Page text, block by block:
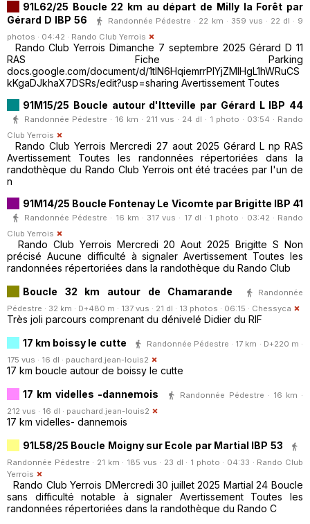
91L62/25 Boucle 22 km au départ de Milly la Forêt par
Gérard D IBP 56
Randonnée Pédestre · 22 km · 359 vus · 22 dl · 9
photos · 04:42 · Rando Club Yerrois
Rando Club Yerrois Dimanche 7 septembre 2025 Gérard D 11
RAS Fiche Parking
docs.google.com/document/d/1tlN6HqiemrrPlYjZMlHgL1hWRuCS
kKgaDJkhaX7DSRs/edit?usp=sharing Avertissement Toutes
91M15/25 Boucle autour d'Itteville par Gérard L IBP 44
Randonnée Pédestre · 16 km · 211 vus · 24 dl · 1 photo · 03:54 · Rando
Club Yerrois
Rando Club Yerrois Mercredi 27 aout 2025 Gérard L np RAS
Avertissement Toutes les randonnées répertoriées dans la
randothèque du Rando Club Yerrois ont été tracées par l'un de
n
91M14/25 Boucle Fontenay Le Vicomte par Brigitte IBP 41
Randonnée Pédestre · 16 km · 317 vus · 17 dl · 1 photo · 03:42 · Rando
Club Yerrois
Rando Club Yerrois Mercredi 20 Aout 2025 Brigitte S Non
précisé Aucune difficulté à signaler Avertissement Toutes les
randonnées répertoriées dans la randothèque du Rando Club
Boucle 32 km autour de Chamarande
Randonnée
Pédestre · 32 km · D+480 m · 137 vus · 21 dl · 13 photos · 06:15 · Chessyca
Très joli parcours comprenant du dénivelé Didier du RIF
17 km boissy le cutte
Randonnée Pédestre · 17 km · D+220 m ·
175 vus · 16 dl · pauchard.jean-louis2
17 km boucle autour de boissy le cutte
17 km videlles -dannemois
Randonnée Pédestre · 16 km ·
212 vus · 16 dl · pauchard.jean-louis2
17 km videlles- dannemois
91L58/25 Boucle Moigny sur Ecole par Martial IBP 53
Randonnée Pédestre · 21 km · 185 vus · 23 dl · 1 photo · 04:33 · Rando Club
Yerrois
Rando Club Yerrois DMercredi 30 juillet 2025 Martial 24 Boucle
sans difficulté notable à signaler Avertissement Toutes les
randonnées répertoriées dans la randothèque du Rando C